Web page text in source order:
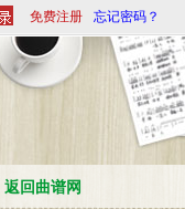
免费注册 忘记密码？
返回曲谱网